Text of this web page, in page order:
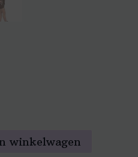
winkelwagen